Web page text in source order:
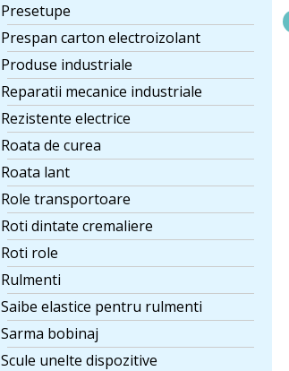
Presetupe
Prespan carton electroizolant
Produse industriale
Reparatii mecanice industriale
Rezistente electrice
Roata de curea
Roata lant
Role transportoare
Roti dintate cremaliere
Roti role
Rulmenti
Saibe elastice pentru rulmenti
Sarma bobinaj
Scule unelte dispozitive